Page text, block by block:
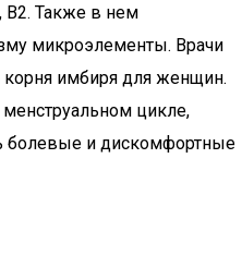
B2. Также в нем
микроэлементы. Врачи
имбиря для женщин.
цикле,
болевые и дискомфортные